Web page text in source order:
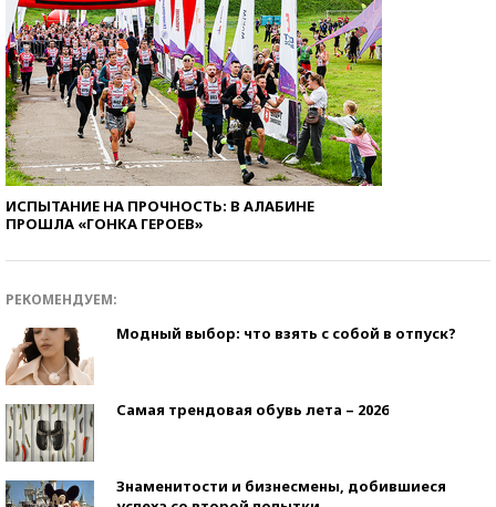
ИСПЫТАНИЕ НА ПРОЧНОСТЬ: В АЛАБИНЕ
ПРОШЛА «ГОНКА ГЕРОЕВ»
РЕКОМЕНДУЕМ:
Модный выбор: что взять с собой в отпуск?
Самая трендовая обувь лета – 2026
Знаменитости и бизнесмены, добившиеся